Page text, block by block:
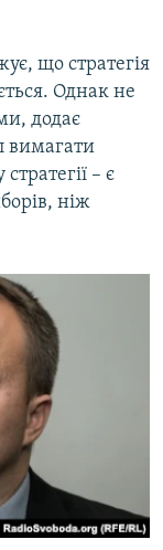
що стратегія
Однак не
додає
вимагати
– є
ніж